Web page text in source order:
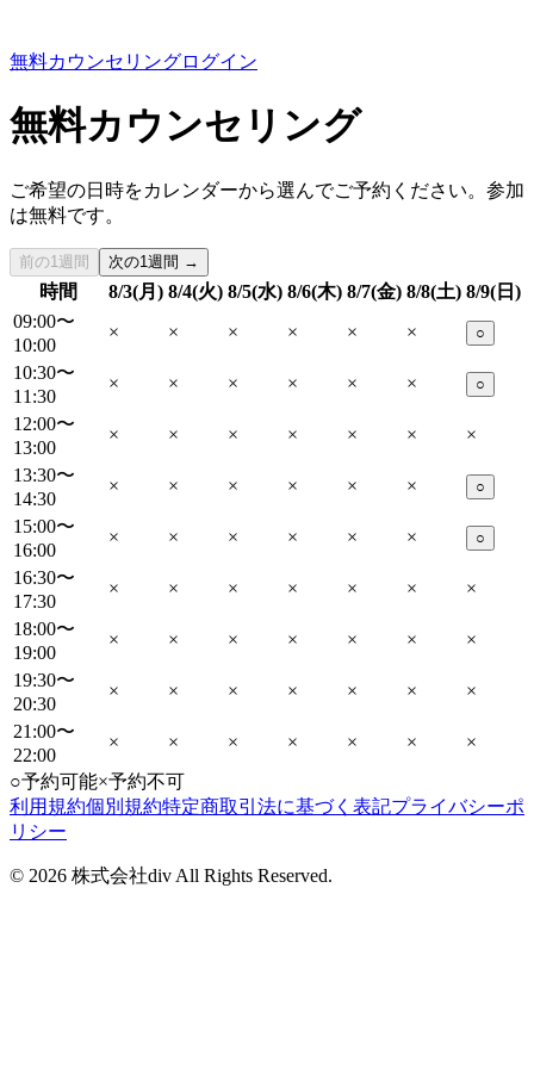
無料カウンセリングログイン
無料カウンセリング
ご希望の日時をカレンダーから選んでご予約ください。参加
は無料です。
前の1週間 次の1週間 →
時間 8/3(月) 8/4(火) 8/5(水) 8/6(木) 8/7(金) 8/8(土) 8/9(日)
09:00〜
10:00
× × × × × × ○
10:30〜
11:30
× × × × × × ○
12:00〜
13:00
× × × × × ×
×
13:30〜
14:30
× × × × × × ○
15:00〜
16:00
× × × × × × ○
16:30〜
17:30
× × × × × ×
×
18:00〜
19:00
× × × × × ×
×
19:30〜
20:30
× × × × × ×
×
21:00〜
22:00
× × × × × ×
×
○予約可能×予約不可
利用規約個別規約特定商取引法に基づく表記プライバシーポ
リシー
© 2026 株式会社div All Rights Reserved.